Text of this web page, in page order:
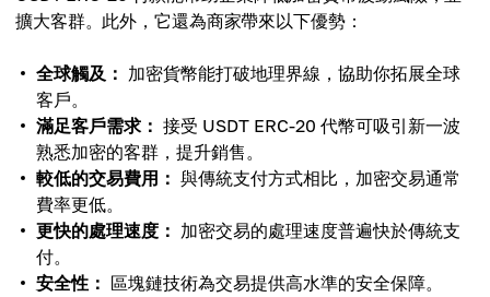
擴大客群。此外，它還為商家帶來以下優勢：
全球觸及： 加密貨幣能打破地理界線，協助你拓展全球
客戶。
滿足客戶需求： 接受 USDT ERC-20 代幣可吸引新一波
熟悉加密的客群，提升銷售。
較低的交易費用： 與傳統支付方式相比，加密交易通常
費率更低。
更快的處理速度： 加密交易的處理速度普遍快於傳統支
付。
安全性： 區塊鏈技術為交易提供高水準的安全保障。